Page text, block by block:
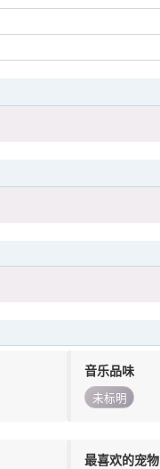
音乐品味
未标明
最喜欢的宠物